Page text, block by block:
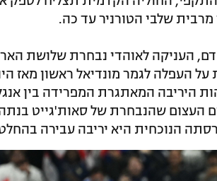
שלבי הטורניר עד כה.
העניקה לאוהדי נבחרת שלושת
העפלה לגמר מונדיאל ראשון מאז
הממלכה ב-1966. על אף זהות היריבה המאתגרת המפרידה בין
העצום שהנבחרת של סאות'גייט
הנוכחית היא יריבה עבירה